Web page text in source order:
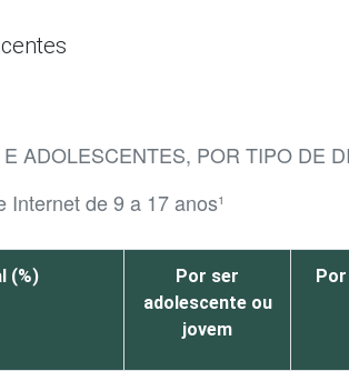
ADOLESCENTES, POR TIPO DE
Internet de 9 a 17 anos¹
(%)
Por ser
adolescente ou
jovem